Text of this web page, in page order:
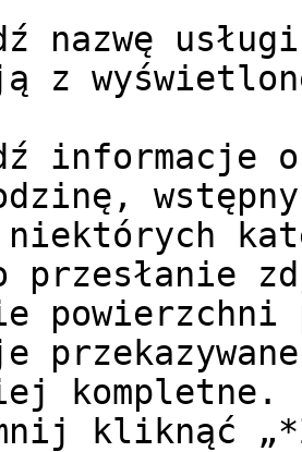
nazwę
z
informacje
niektórych
przesłanie
powierzchni
kompletne.
kliknąć